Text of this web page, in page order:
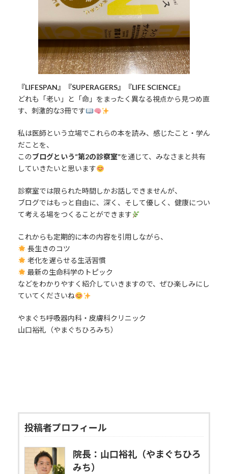
『LIFESPAN』『SUPERAGERS』『LIFE SCIENCE』
どれも「老い」と「命」をまったく異なる視点から見つめ直
す、刺激的な3冊です
私は医師という立場でこれらの本を読み、感じたこと・学ん
だことを、
このブログという“第2の診察室”を通じて、みなさまと共有
していきたいと思います
診察室では限られた時間しかお話しできませんが、
ブログではもっと自由に、深く、そして優しく、健康につい
て考える場をつくることができます
これからも定期的に本の内容を引用しながら、
長生きのコツ
老化を遅らせる生活習慣
最新の生命科学のトピック
などをわかりやすく紹介していきますので、ぜひ楽しみにし
ていてくださいね
やまぐち呼吸器内科・皮膚科クリニック
山口裕礼（やまぐちひろみち）
投稿者プロフィール
院長：山口裕礼（やまぐちひろ
みち）